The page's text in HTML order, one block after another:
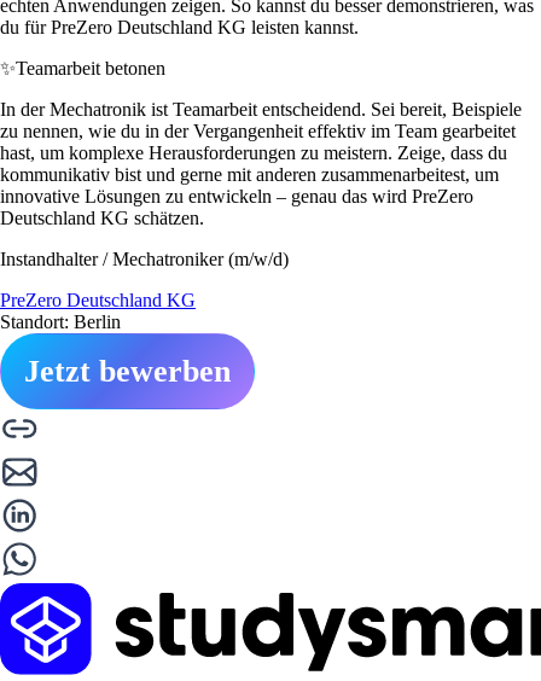
echten Anwendungen zeigen. So kannst du besser demonstrieren, was
du für PreZero Deutschland KG leisten kannst.
✨Teamarbeit betonen
In der Mechatronik ist Teamarbeit entscheidend. Sei bereit, Beispiele
zu nennen, wie du in der Vergangenheit effektiv im Team gearbeitet
hast, um komplexe Herausforderungen zu meistern. Zeige, dass du
kommunikativ bist und gerne mit anderen zusammenarbeitest, um
innovative Lösungen zu entwickeln – genau das wird PreZero
Deutschland KG schätzen.
Instandhalter / Mechatroniker (m/w/d)
PreZero Deutschland KG
Standort: Berlin
Jetzt bewerben